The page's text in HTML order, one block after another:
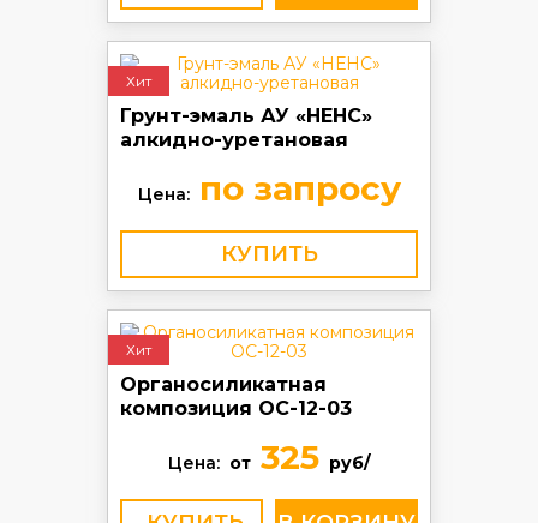
Хит
Грунт-эмаль АУ «НЕНС»
алкидно-уретановая
Цена:по запросу
КУПИТЬ
Хит
Органосиликатная
композиция ОС-12-03
Цена: от 325 руб/